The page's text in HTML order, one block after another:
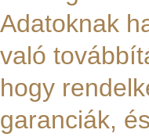
Adatoknak
való
hogy
garanciák,